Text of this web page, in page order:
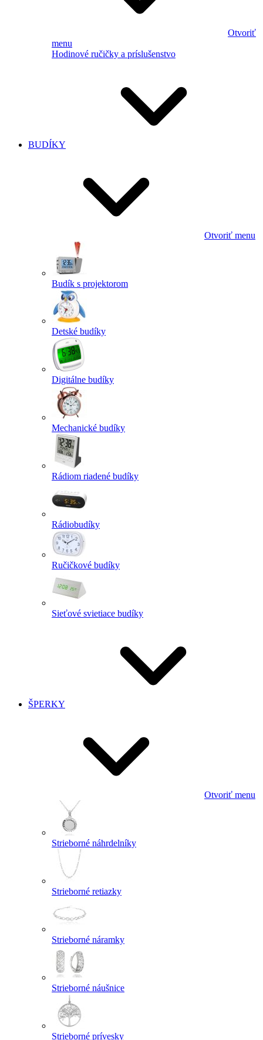
Otvoriť
menu
Hodinové ručičky a príslušenstvo
BUDÍKY
Otvoriť menu
Budík s projektorom
Detské budíky
Digitálne budíky
Mechanické budíky
Rádiom riadené budíky
Rádiobudíky
Ručičkové budíky
Sieťové svietiace budíky
ŠPERKY
Otvoriť menu
Strieborné náhrdelníky
Strieborné retiazky
Strieborné náramky
Strieborné náušnice
Strieborné prívesky